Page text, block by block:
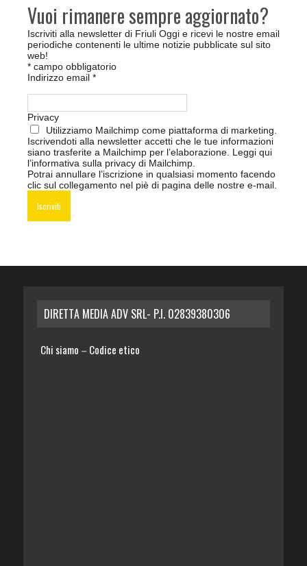
Vuoi rimanere sempre aggiornato?
Iscriviti alla newsletter di Friuli Oggi e ricevi le nostre email
periodiche contenenti le ultime notizie pubblicate sul sito
web!
* campo obbligatorio
Indirizzo email *
Privacy
Utilizziamo Mailchimp come piattaforma di marketing.
Iscrivendoti alla newsletter accetti che le tue informazioni
siano trasferite a Mailchimp per l’elaborazione. Leggi qui
l’informativa sulla privacy di Mailchimp
Potrai annullare l’iscrizione in qualsiasi momento facendo
clic sul collegamento nel piè di pagina delle nostre e-mail.
DIRETTA MEDIA ADV SRL- P.I. 02839380306
Chi siamo – Codice etico